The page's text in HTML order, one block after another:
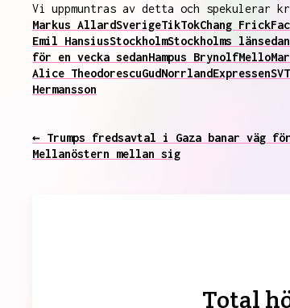
Vi uppmuntras av detta och
Markus AllardSverigeTikTokChang Frick
Emil HansiusStockholmStockholms län
för en vecka sedanHampus BrynolfMello
Alice TheodorescuGudNorrlandExpressenSVT
Hermansson
← Trumps fredsavtal i Gaza banar väg
Mellanöstern mellan sig
Total